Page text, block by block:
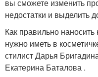
вы сможете изменить
недостатки и выделить
Как правильно наносить
нужно иметь в
стилист Дарья
Екатерина Баталова .